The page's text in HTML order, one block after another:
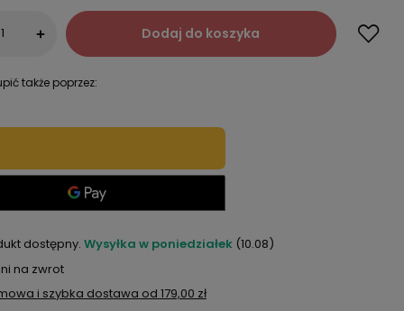
+ Dodaj do koszyka
także poprzez:
dostępny Wysyłka w poniedziałek (10.08)
na zwrot
i szybka dostawa od 179,00 zł